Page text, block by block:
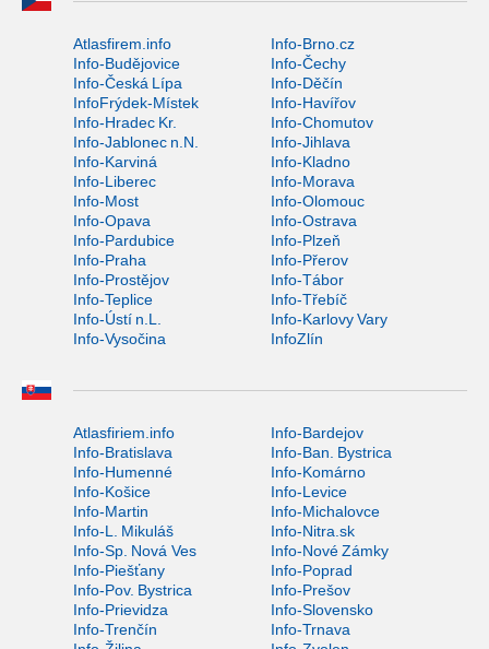
Atlasfirem.info
Info-Brno.cz
Info-Budějovice
Info-Čechy
Info-Česká Lípa
Info-Děčín
InfoFrýdek-Místek
Info-Havířov
Info-Hradec Kr.
Info-Chomutov
Info-Jablonec n.N.
Info-Jihlava
Info-Karviná
Info-Kladno
Info-Liberec
Info-Morava
Info-Most
Info-Olomouc
Info-Opava
Info-Ostrava
Info-Pardubice
Info-Plzeň
Info-Praha
Info-Přerov
Info-Prostějov
Info-Tábor
Info-Teplice
Info-Třebíč
Info-Ústí n.L.
Info-Karlovy Vary
Info-Vysočina
InfoZlín
Atlasfiriem.info
Info-Bardejov
Info-Bratislava
Info-Ban. Bystrica
Info-Humenné
Info-Komárno
Info-Košice
Info-Levice
Info-Martin
Info-Michalovce
Info-L. Mikuláš
Info-Nitra.sk
Info-Sp. Nová Ves
Info-Nové Zámky
Info-Piešťany
Info-Poprad
Info-Pov. Bystrica
Info-Prešov
Info-Prievidza
Info-Slovensko
Info-Trenčín
Info-Trnava